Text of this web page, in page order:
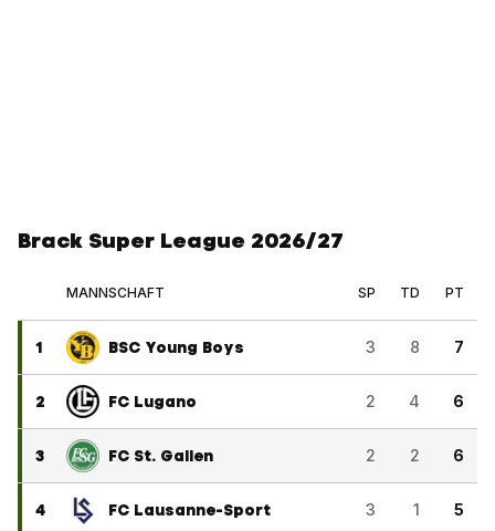
Brack Super League 2026/27
MANNSCHAFT SP TD PT
1 BSC Young Boys 3 8 7
2 FC Lugano 2 4 6
3 FC St. Gallen 2 2 6
4 FC Lausanne-Sport 3 1 5